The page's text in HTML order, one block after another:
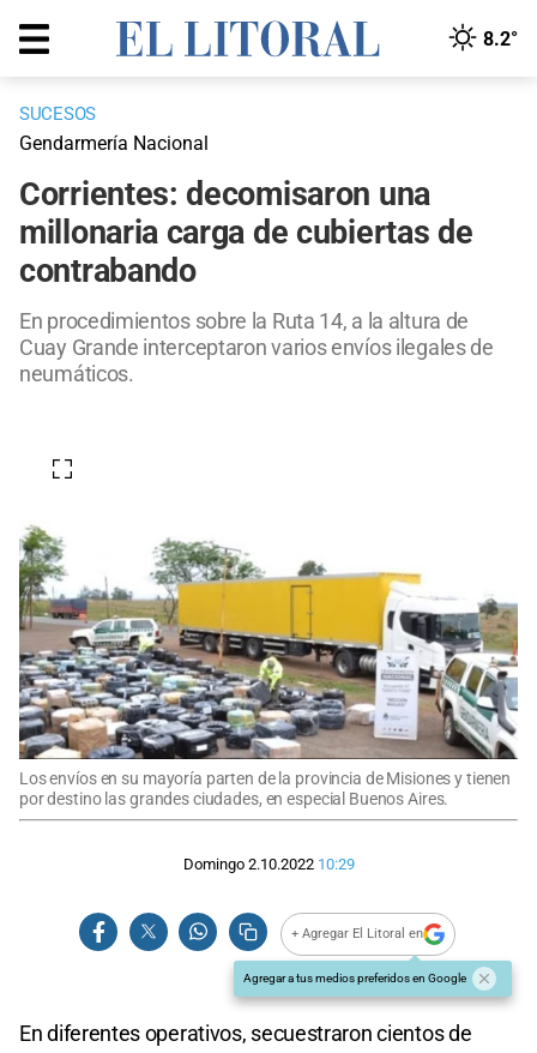
8.2°
SUCESOS
Gendarmería Nacional
Corrientes: decomisaron una
millonaria carga de cubiertas de
contrabando
En procedimientos sobre la Ruta 14, a la altura de
Cuay Grande interceptaron varios envíos ilegales de
neumáticos.
Los envíos en su mayoría parten de la provincia de Misiones y tienen
por destino las grandes ciudades, en especial Buenos Aires.
Domingo 2.10.2022 10:29
+ Agregar El Litoral en
Agregar a tus medios preferidos en Google
En diferentes operativos, secuestraron cientos de